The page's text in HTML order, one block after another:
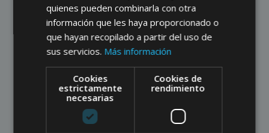
quienes pueden combinarla con otra
información que les haya proporcionado o
que hayan recopilado a partir del uso de
sus servicios. Más información
Cookies
estrictamente
necesarias
Cookies de
rendimiento